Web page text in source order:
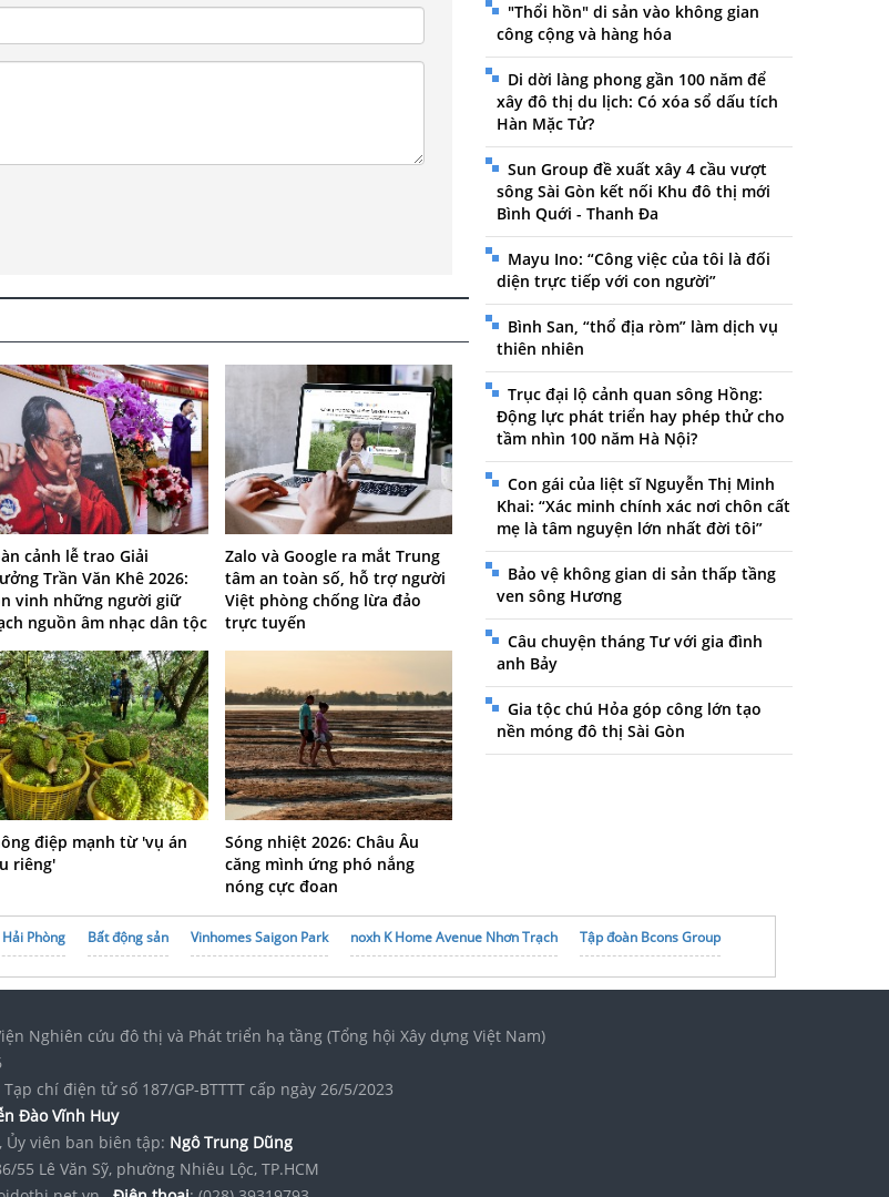
cảnh lễ trao Giải
Trần Văn Khê 2026:
vinh những người giữ
nguồn âm nhạc dân tộc
Zalo và Google ra mắt Trung
tâm an toàn số, hỗ trợ người
Việt phòng chống lừa đảo
trực tuyến
điệp mạnh từ 'vụ án
riêng'
Sóng nhiệt 2026: Châu Âu
căng mình ứng phó nắng
nóng cực đoan
"Thổi hồn" di sản vào không gian
công cộng và hàng hóa
Di dời làng phong gần 100 năm để
xây đô thị du lịch: Có xóa sổ dấu tích
Hàn Mặc Tử?
Sun Group đề xuất xây 4 cầu vượt
sông Sài Gòn kết nối Khu đô thị mới
Bình Quới - Thanh Đa
Mayu Ino: “Công việc của tôi là đối
diện trực tiếp với con người”
Bình San, “thổ địa ròm” làm dịch vụ
thiên nhiên
Trục đại lộ cảnh quan sông Hồng:
Động lực phát triển hay phép thử cho
tầm nhìn 100 năm Hà Nội?
Con gái của liệt sĩ Nguyễn Thị Minh
Khai: “Xác minh chính xác nơi chôn cất
mẹ là tâm nguyện lớn nhất đời tôi”
Bảo vệ không gian di sản thấp tầng
ven sông Hương
Câu chuyện tháng Tư với gia đình
anh Bảy
Gia tộc chú Hỏa góp công lớn tạo
nền móng đô thị Sài Gòn
Phòng Bất động sản Vinhomes Saigon Park noxh K Home Avenue Nhơn Trạch Tập đoàn Bcons Group
Nghiên cứu đô thị và Phát triển hạ tầng (Tổng hội Xây dựng Việt Nam)
chí điện tử số 187/GP-BTTTT cấp ngày 26/5/2023
Đào Vĩnh Huy
Ủy viên ban biên tập: Ngô Trung Dũng
55 Lê Văn Sỹ, phường Nhiêu Lộc, TP.HCM